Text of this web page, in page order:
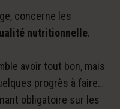
concerne les
nutritionnelle.
avoir tout bon, mais
progrès à faire…
obligatoire sur les